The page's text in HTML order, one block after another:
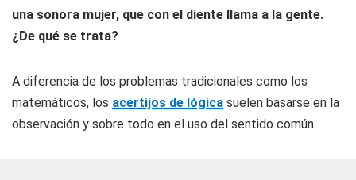
una sonora mujer, que con el diente llama a la gente.
¿De qué se trata?
A diferencia de los problemas tradicionales como los
matemáticos, los acertijos de lógica suelen basarse en la
observación y sobre todo en el uso del sentido común.